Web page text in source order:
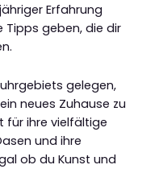
Erfahrung
geben, die dir
gelegen,
neues Zuhause zu
für ihre vielfältige
und ihre
ob du Kunst und